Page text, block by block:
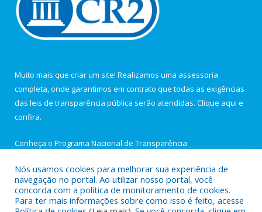
Muito mais que criar um site! Realizamos uma assessoria
completa, onde garantimos em contrato que todas as exigências
das leis de transparência pública serão atendidas. Clique aqui e
confira.
Conheça o Programa Nacional de Transparência
Todos os direitos reservados a Câmara Municipal de Igarapé-
Nós usamos cookies para melhorar sua experiência de
navegação no portal. Ao utilizar nosso portal, você
concorda com a política de monitoramento de cookies.
Para ter mais informações sobre como isso é feito, acesse